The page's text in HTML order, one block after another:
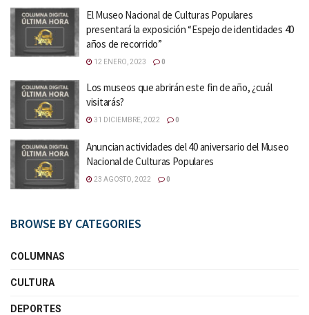
El Museo Nacional de Culturas Populares
presentará la exposición “Espejo de identidades 40
años de recorrido”
12 ENERO, 2023 0
Los museos que abrirán este fin de año, ¿cuál
visitarás?
31 DICIEMBRE, 2022 0
Anuncian actividades del 40 aniversario del Museo
Nacional de Culturas Populares
23 AGOSTO, 2022 0
BROWSE BY CATEGORIES
COLUMNAS
CULTURA
DEPORTES